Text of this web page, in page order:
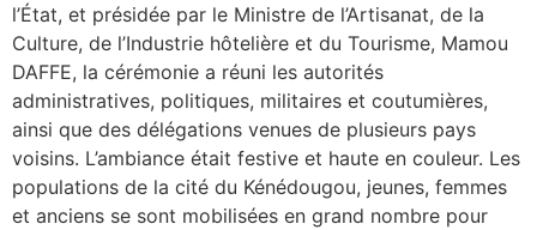
l’État, et présidée par le Ministre de l’Artisanat, de la
Culture, de l’Industrie hôtelière et du Tourisme, Mamou
DAFFE, la cérémonie a réuni les autorités
administratives, politiques, militaires et coutumières,
ainsi que des délégations venues de plusieurs pays
voisins. L’ambiance était festive et haute en couleur. Les
populations de la cité du Kénédougou, jeunes, femmes
et anciens se sont mobilisées en grand nombre pour